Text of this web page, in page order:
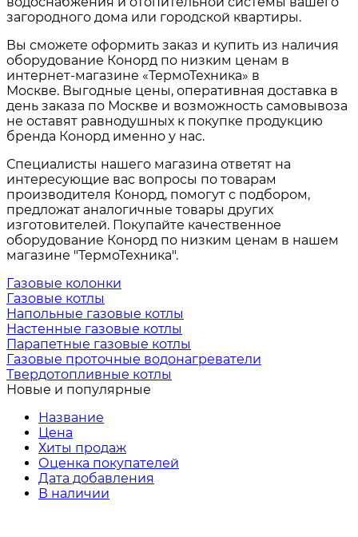
загородного дома или городской квартиры.
Вы сможете оформить заказ и купить из наличия
оборудование Конорд по низким ценам в
интернет-магазине «ТермоТехника» в
Москве. Выгодные цены, оперативная доставка в
день заказа по Москве и возможность самовывоза
не оставят равнодушных к покупке продукцию
бренда Конорд именно у нас.
Специалисты нашего магазина ответят на
интересующие вас вопросы по товарам
производителя Конорд, помогут с подбором,
предложат аналогичные товары других
изготовителей. Покупайте качественное
оборудование Конорд по низким ценам в нашем
магазине "ТермоТехника".
Газовые колонки
Газовые котлы
Напольные газовые котлы
Настенные газовые котлы
Парапетные газовые котлы
Газовые проточные водонагреватели
Твердотопливные котлы
Новые и популярные
Название
Цена
Хиты продаж
Оценка покупателей
Дата добавления
В наличии